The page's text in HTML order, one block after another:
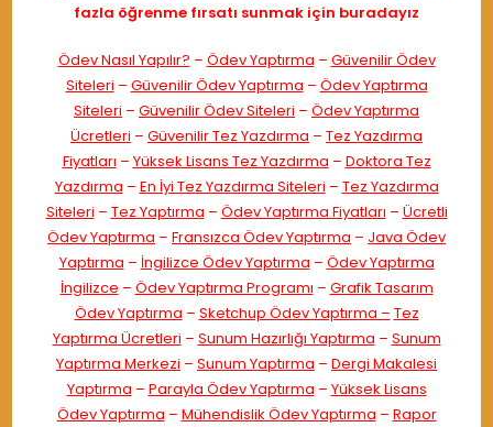
fazla öğrenme fırsatı sunmak için buradayız
Ödev Nasıl Yapılır? – Ödev Yaptırma – Güvenilir Ödev
Siteleri – Güvenilir Ödev Yaptırma – Ödev Yaptırma
Siteleri – Güvenilir Ödev Siteleri – Ödev Yaptırma
Ücretleri – Güvenilir Tez Yazdırma – Tez Yazdırma
Fiyatları – Yüksek Lisans Tez Yazdırma – Doktora Tez
Yazdırma – En İyi Tez Yazdırma Siteleri – Tez Yazdırma
Siteleri – Tez Yaptırma – Ödev Yaptırma Fiyatları – Ücretli
Ödev Yaptırma – Fransızca Ödev Yaptırma – Java Ödev
Yaptırma – İngilizce Ödev Yaptırma – Ödev Yaptırma
İngilizce – Ödev Yaptırma Programı – Grafik Tasarım
Ödev Yaptırma – Sketchup Ödev Yaptırma – Tez
Yaptırma Ücretleri – Sunum Hazırlığı Yaptırma – Sunum
Yaptırma Merkezi – Sunum Yaptırma – Dergi Makalesi
Yaptırma – Parayla Ödev Yaptırma – Yüksek Lisans
Ödev Yaptırma – Mühendislik Ödev Yaptırma – Rapor